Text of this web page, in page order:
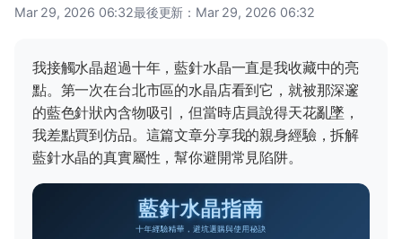
Mar 29, 2026 06:32最後更新：Mar 29, 2026 06:32
我接觸水晶超過十年，藍針水晶一直是我收藏中的亮
點。第一次在台北市區的水晶店看到它，就被那深邃
的藍色針狀內含物吸引，但當時店員說得天花亂墜，
我差點買到仿品。這篇文章分享我的親身經驗，拆解
藍針水晶的真實屬性，幫你避開常見陷阱。